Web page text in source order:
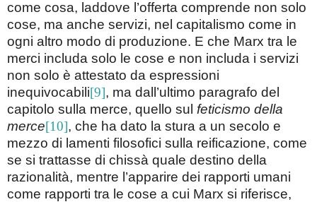
come cosa, laddove l’offerta comprende non solo
cose, ma anche servizi, nel capitalismo come in
ogni altro modo di produzione. E che Marx tra le
merci includa solo le cose e non includa i servizi
non solo è attestato da espressioni
inequivocabili[9], ma dall’ultimo paragrafo del
capitolo sulla merce, quello sul feticismo della
merce[10], che ha dato la stura a un secolo e
mezzo di lamenti filosofici sulla reificazione, come
se si trattasse di chissà quale destino della
razionalità, mentre l’apparire dei rapporti umani
come rapporti tra le cose a cui Marx si riferisce,